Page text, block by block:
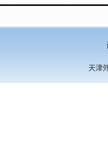
天津